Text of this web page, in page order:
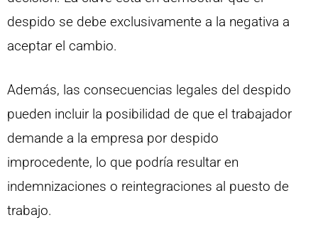
despido se debe exclusivamente a la negativa a
aceptar el cambio.
Además, las consecuencias legales del despido
pueden incluir la posibilidad de que el trabajador
demande a la empresa por despido
improcedente, lo que podría resultar en
indemnizaciones o reintegraciones al puesto de
trabajo.